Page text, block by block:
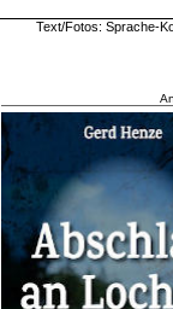
Text/Fotos: Sprache-